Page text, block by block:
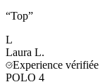
“Top”
L
Laura L.
Experience vérifiée
POLO 4